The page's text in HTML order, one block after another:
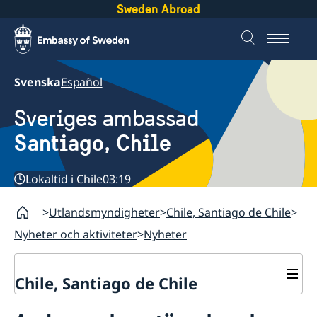
Sweden Abroad
SvenskaEspañol
Sveriges ambassad
Santiago, Chile
Lokaltid i Chile03:19
Utlandsmyndigheter Chile, Santiago de Chile
Nyheter och aktiviteter Nyheter
Chile, Santiago de Chile